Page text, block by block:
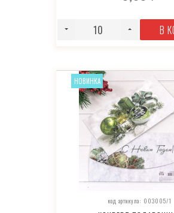
В
код артикула: 003005/1
НОВИНКА